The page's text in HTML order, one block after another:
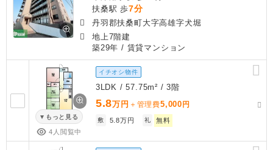
扶桑駅 歩7分
丹羽郡扶桑町大字高雄字犬堀
地上7階建
築29年 / 賃貸マンション
もっと見る
4人閲覧中
イチオシ物件
3LDK / 57.75m² / 3階
5.8万円 ＋管理費5,000 円
敷 5.8万円 礼 無料